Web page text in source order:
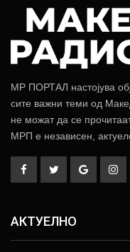
МР ПОРТАЛ настојува
сите важни теми од
не можат да се
МРП е независен,
АКТУЕЛНО